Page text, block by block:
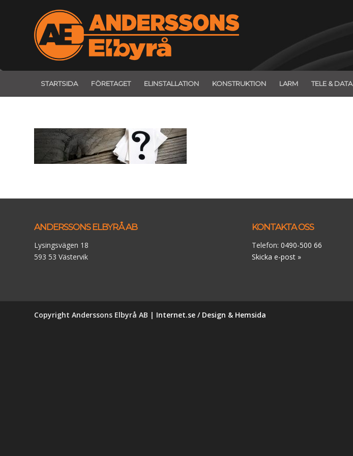
STARTSIDA FÖRETAGET ELINSTALLATION KONSTRUKTION LARM TELE & DATA
ANDERSSONS ELBYRÅ AB
Lysingsvägen 18
593 53 Västervik
KONTAKTA OSS
Telefon: 0490-500 66
Skicka e-post »
Copyright Anderssons Elbyrå AB | Internet.se / Design & Hemsida